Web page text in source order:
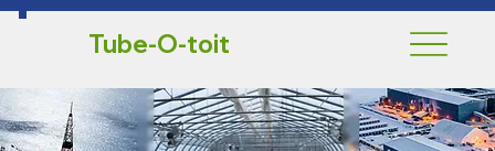
Tube-O-toit